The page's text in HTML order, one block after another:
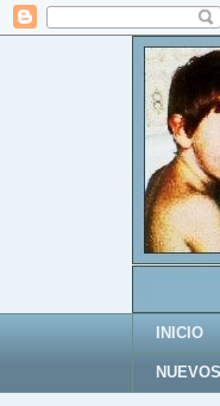
INICIO